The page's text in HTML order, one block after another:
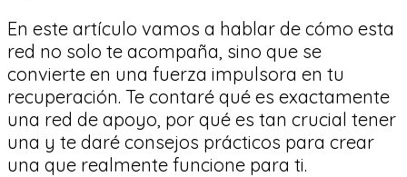
En este artículo vamos a hablar de cómo esta
red no solo te acompaña, sino que se
convierte en una fuerza impulsora en tu
recuperación. Te contaré qué es exactamente
una red de apoyo, por qué es tan crucial tener
una y te daré consejos prácticos para crear
una que realmente funcione para ti.